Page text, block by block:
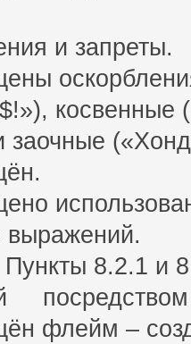
и запреты.
косвенные
заочные
выражений.
8.2.1 и
флейм –